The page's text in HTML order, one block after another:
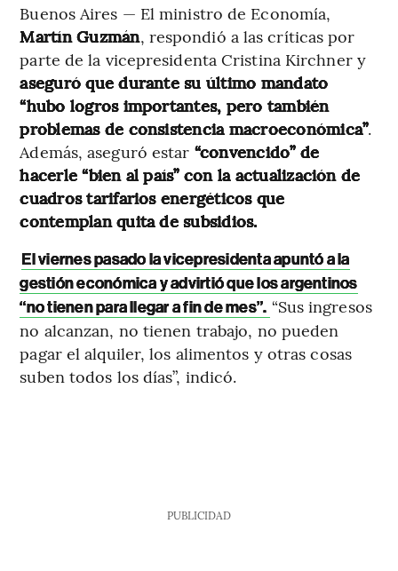
Buenos Aires — El ministro de Economía,
Martín Guzmán, respondió a las críticas por
parte de la vicepresidenta Cristina Kirchner y
aseguró que durante su último mandato
“hubo logros importantes, pero también
problemas de consistencia macroeconómica”.
Además, aseguró estar “convencido” de
hacerle “bien al país” con la actualización de
cuadros tarifarios energéticos que
contemplan quita de subsidios.
El viernes pasado la vicepresidenta apuntó a la
gestión económica y advirtió que los argentinos
“no tienen para llegar a fin de mes”. “Sus ingresos
no alcanzan, no tienen trabajo, no pueden
pagar el alquiler, los alimentos y otras cosas
suben todos los días”, indicó.
PUBLICIDAD